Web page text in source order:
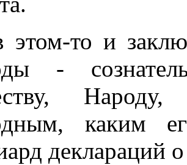
этом-то и
-
Народу,
каким
деклараций